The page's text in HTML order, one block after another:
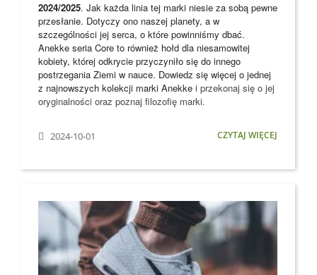
2024/2025. Jak każda linia tej marki niesie za sobą pewne
przesłanie. Dotyczy ono naszej planety, a w
szczególności jej serca, o które powinniśmy dbać.
Anekke seria Core to również hołd dla niesamowitej
kobiety, której odkrycie przyczyniło się do innego
postrzegania Ziemi w nauce. Dowiedz się więcej o jednej
z najnowszych kolekcji marki Anekke i przekonaj się o jej
oryginalności oraz poznaj filozofię marki.
2024-10-01 CZYTAJ WIĘCEJ